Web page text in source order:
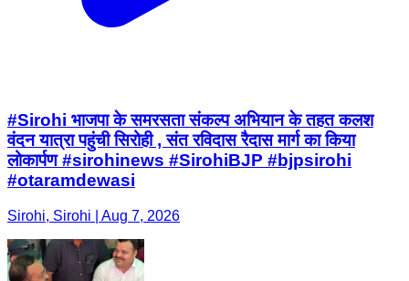
#Sirohi भाजपा के समरसता संकल्प अभियान के तहत कलश
वंदन यात्रा पहुंची सिरोही , संत रविदास रैदास मार्ग का किया
लोकार्पण #sirohinews #SirohiBJP #bjpsirohi
#otaramdewasi
Sirohi, Sirohi | Aug 7, 2026